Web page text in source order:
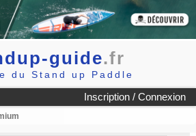
guide.fr
du Stand up Paddle
Inscription / Connexion